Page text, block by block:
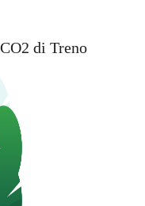
di Treno